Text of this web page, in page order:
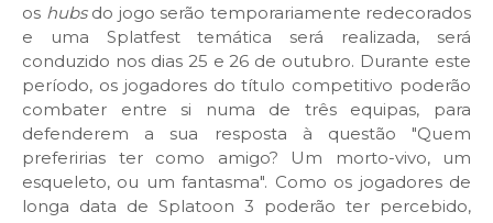
os hubs do jogo serão temporariamente redecorados
e uma Splatfest temática será realizada, será
conduzido nos dias 25 e 26 de outubro. Durante este
período, os jogadores do título competitivo poderão
combater entre si numa de três equipas, para
defenderem a sua resposta à questão "Quem
preferirias ter como amigo? Um morto-vivo, um
esqueleto, ou um fantasma". Como os jogadores de
longa data de Splatoon 3 poderão ter percebido,